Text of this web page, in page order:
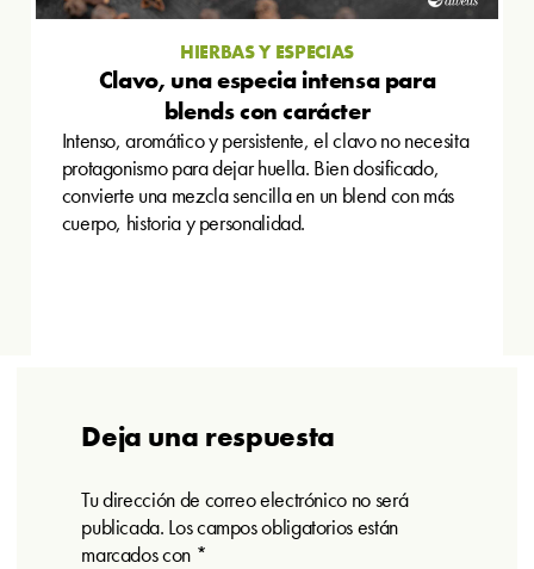
HIERBAS Y ESPECIAS
Clavo, una especia intensa para
blends con carácter
Intenso, aromático y persistente, el clavo no necesita
protagonismo para dejar huella. Bien dosificado,
convierte una mezcla sencilla en un blend con más
cuerpo, historia y personalidad.
Deja una respuesta
Tu dirección de correo electrónico no será
publicada. Los campos obligatorios están
marcados con *